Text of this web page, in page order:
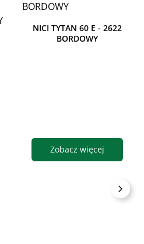
NICI TYTAN 60 E - 2622
BORDOWY
Zobacz więcej